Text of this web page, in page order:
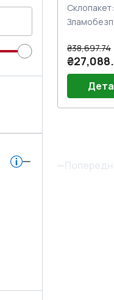
Склопакет:
₴38,697.74